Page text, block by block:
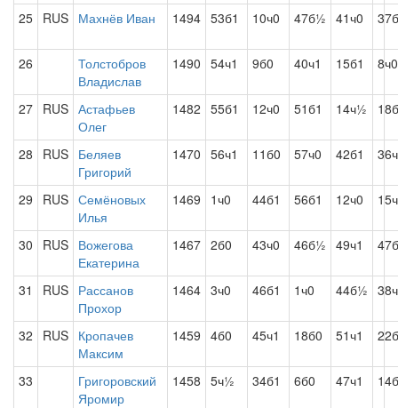
25 RUS Махнёв Иван 1494 53б1 10ч0 47б½ 41ч0
26
Толстобров
Владислав
1490 54ч1 9б0 40ч1 15б1 8ч0
27 RUS Астафьев
Олег
1482 55б1 12ч0 51б1 14ч½
28 RUS Беляев
Григорий
1470 56ч1 11б0 57ч0 42б1
29 RUS Семёновых
Илья
1469 1ч0 44б1 56б1 12ч0
30 RUS Вожегова
Екатерина
1467 2б0 43ч0 46б½ 49ч1
31 RUS Рассанов
Прохор
1464 3ч0 46б1 1ч0 44б½
32 RUS Кропачев
Максим
1459 4б0 45ч1 18б0 51ч1
33
Григоровский
Яромир
1458 5ч½ 34б1 6б0 47ч1